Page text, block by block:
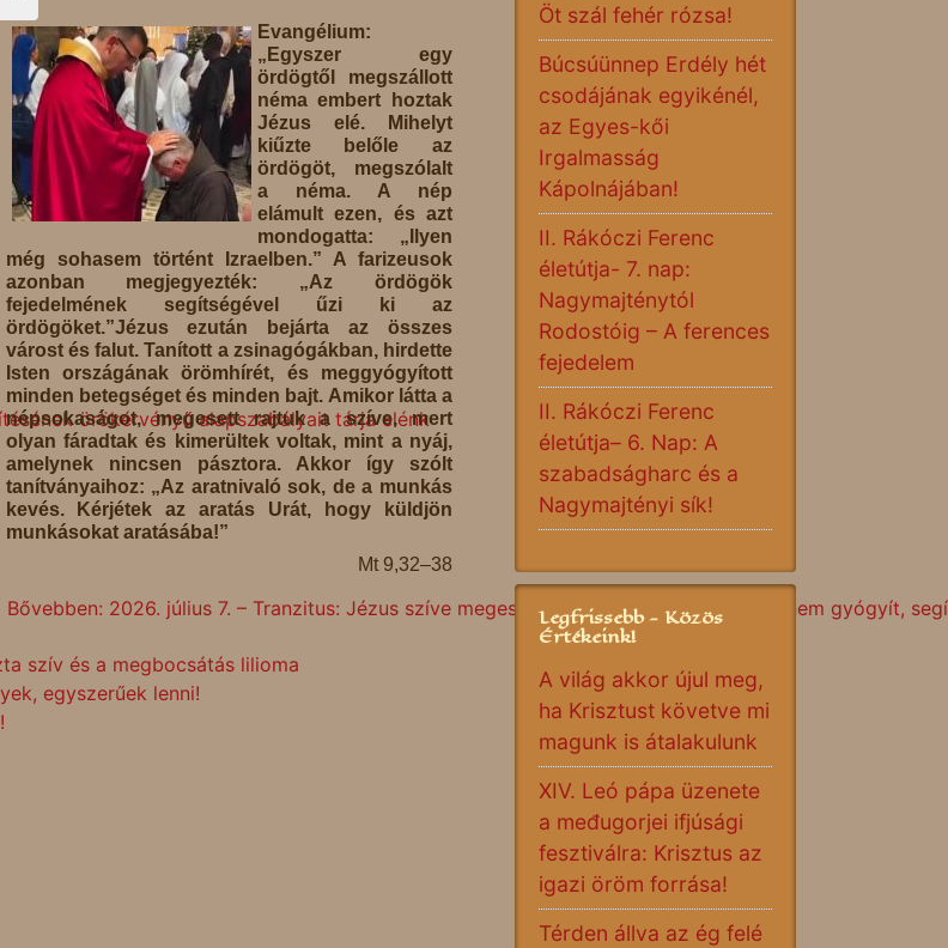
örökérvényű alapszabályait tárja elénk
Evangélium:
„Egyszer egy
ördögtől megszállott
néma embert hoztak
Jézus elé. Mihelyt
kiűzte belőle az
ördögöt, megszólalt
a néma. A nép
elámult ezen, és azt
mondogatta: „Ilyen
még sohasem történt Izraelben.” A farizeusok
azonban megjegyezték: „Az ördögök
fejedelmének segítségével űzi ki az
ördögöket.”Jézus ezután bejárta az összes
várost és falut. Tanított a zsinagógákban, hirdette
Isten országának örömhírét, és meggyógyított
minden betegséget és minden bajt. Amikor látta a
népsokaságot, megesett rajtuk a szíve, mert
olyan fáradtak és kimerültek voltak, mint a nyáj,
amelynek nincsen pásztora. Akkor így szólt
tanítványaihoz: „Az aratnivaló sok, de a munkás
kevés. Kérjétek az aratás Urát, hogy küldjön
munkásokat aratásába!”
Mt 9,32–38
Bővebben: 2026. július 7. – Tranzitus: Jézus szíve megesik az embereken– nem ítél, hanem gyógyít,
szív és a megbocsátás lilioma
egyszerűek lenni!
Öt szál fehér rózsa!
Búcsúünnep Erdély hét
csodájának egyikénél,
az Egyes-kői
Irgalmasság
Kápolnájában!
II. Rákóczi Ferenc
életútja- 7. nap:
Nagymajténytól
Rodostóig – A ferences
fejedelem
II. Rákóczi Ferenc
életútja– 6. Nap: A
szabadságharc és a
Nagymajtényi sík!
Legfrissebb - Közös
Értékeink!
A világ akkor újul meg,
ha Krisztust követve mi
magunk is átalakulunk
XIV. Leó pápa üzenete
a međugorjei ifjúsági
fesztiválra: Krisztus az
igazi öröm forrása!
Térden állva az ég felé